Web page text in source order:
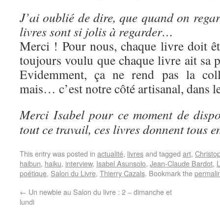
J’ai oublié de dire, que quand on
livres sont si jolis à regarder…
Merci ! Pour nous, chaque livre doit
toujours voulu que chaque livre ait sa
Evidemment, ça ne rend pas la
mais… c’est notre côté artisanal, dans
Merci Isabel pour ce moment de
tout ce travail, ces livres donnent tous
This entry was posted in actualité, livresand tagged art,
haibun, haiku, interview, Isabel Asunsolo, Jean-Claude Bardot,
poétique, Salon du Livre, Thierry Cazals. Bookmark the
← Un newbie au Salon du livre : 2 – dimanche et
lundi